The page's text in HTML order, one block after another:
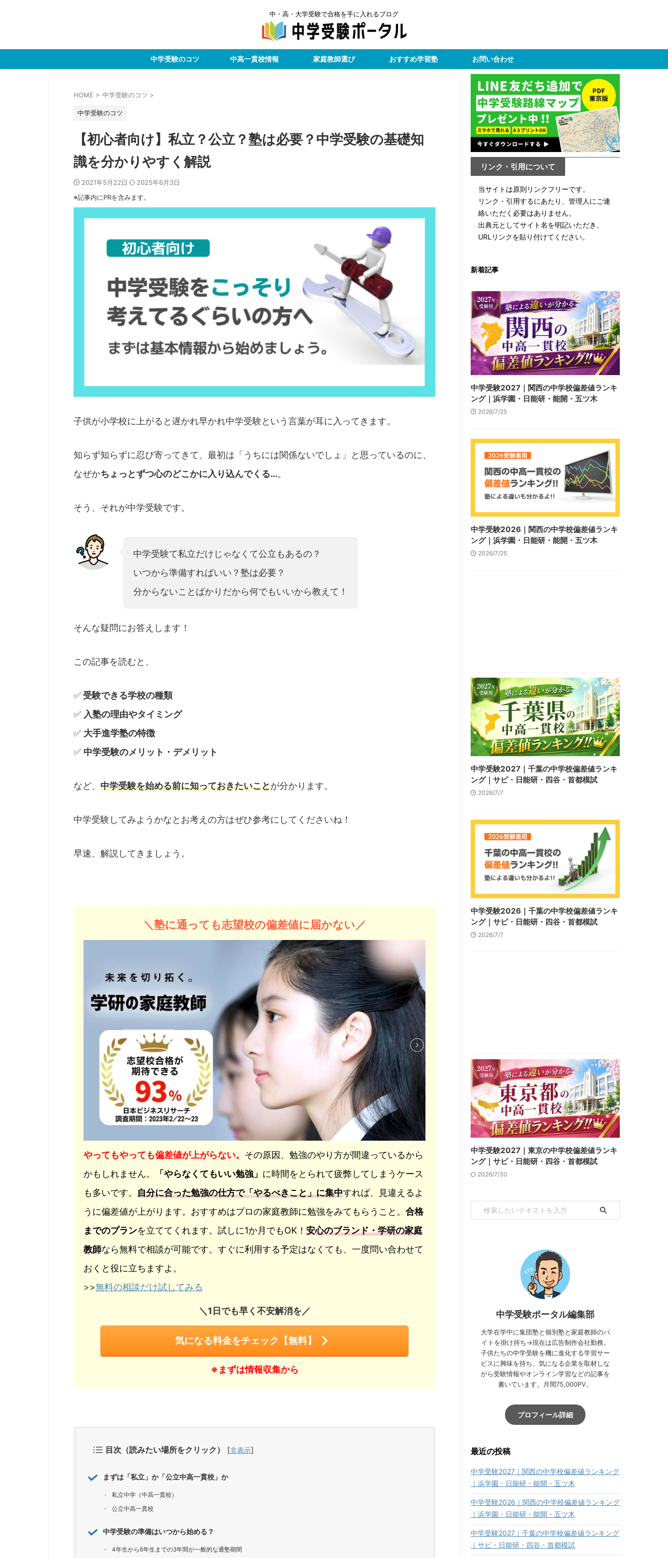
中・高・大学受験で合格を手に入れるブログ
中学受験のコツ 中高一貫校情報 家庭教師選び おすすめ学習塾 お問い合わせ
HOME > 中学受験のコツ >
中学受験のコツ
【初心者向け】私立？公立？塾は必要？中学受験の基礎知
識を分かりやすく解説
2021年5月22日
2025年6月3日
※記事内にPRを含みます。
子供が小学校に上がると遅かれ早かれ中学受験という言葉が耳に入ってきます。
知らず知らずに忍び寄ってきて、最初は「うちには関係ないでしょ」と思っているのに、
なぜかちょっとずつ心のどこかに入り込んでくる…。
そう、それが中学受験です。
中学受験て私立だけじゃなくて公立もあるの？
いつから準備すればいい？塾は必要？
分からないことばかりだから何でもいいから教えて！
そんな疑問にお答えします！
この記事を読むと、
✅ 受験できる学校の種類
✅ 入塾の理由やタイミング
✅ 大手進学塾の特徴
✅ 中学受験のメリット・デメリット
など、 中学受験を始める前に知っておきたいことが分かります。
中学受験してみようかなとお考えの方はぜひ参考にしてくださいね！
早速、解説してきましょう。
＼塾に通っても志望校の偏差値に届かない／
やってもやっても偏差値が上がらない。 その原因、勉強のやり方が間違っているから
かもしれません。
「やらなくてもいい勉強」 に時間をとられて疲弊してしまうケース
も多いです。 自分に合った勉強の仕方で「やるべきこと」に集中すれば、見違えるよ
うに偏差値が上がります。おすすめはプロの家庭教師に勉強をみてもらうこと。 合格
までのプランを立ててくれます。試しに1か月でもOK！ 安心のブランド・学研の家庭
教師なら無料で相談が可能です。すぐに利用する予定はなくても、一度問い合わせて
おくと役に立ちますよ。
>>無料の相談だけ試してみる
＼1日でも早く不安解消を／
気になる料金をチェック【無料】
※まずは情報収集から
目次（読みたい場所をクリック） [非表示]
まずは「私立」か「公立中高一貫校」か
私立中学（中高一貫校）
公立中高一貫校
中学受験の準備はいつから始める？
4年生から6年生までの3年間が一般的な通塾期間
リンク・引用について
当サイトは原則リンクフリーです。
リンク・引用するにあたり、管理人にご連
絡いただく必要はありません。
出典元としてサイト名を明記いただき、
URLリンクを貼り付けてください。
新着記事
中学受験2027｜関西の中学校偏差値ランキ
ング｜浜学園・日能研・能開・五ツ木
2026/7/25
中学受験2026｜関西の中学校偏差値ランキ
ング｜浜学園・日能研・能開・五ツ木
2026/7/25
中学受験2027｜千葉の中学校偏差値ランキ
ング｜サピ・日能研・四谷・首都模試
2026/7/7
中学受験2026｜千葉の中学校偏差値ランキ
ング｜サピ・日能研・四谷・首都模試
2026/7/7
中学受験2027｜東京の中学校偏差値ランキ
ング｜サピ・日能研・四谷・首都模試
2026/7/30
中学受験ポータル編集部
大学在学中に集団塾と個別塾と家庭教師のバ
イトを掛け持ち→現在は広告制作会社勤務。
子供たちの中学受験を機に進化する学習サー
ビスに興味を持ち、気になる企業を取材しな
がら受験情報やオンライン学習などの記事を
書いています。月間75,000PV。
プロフィール詳細
最近の投稿
中学受験2027｜関西の中学校偏差値ランキング
｜浜学園・日能研・能開・五ツ木
中学受験2026｜関西の中学校偏差値ランキング
｜浜学園・日能研・能開・五ツ木
中学受験2027｜千葉の中学校偏差値ランキング
｜サピ・日能研・四谷・首都模試